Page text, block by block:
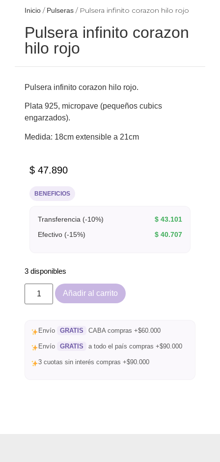
Inicio / Pulseras / Pulsera infinito corazon hilo rojo
Pulsera infinito corazon
hilo rojo
Pulsera infinito corazon hilo rojo.
Plata 925, micropave (pequeños cubics
engarzados).
Medida: 18cm extensible a 21cm
$ 47.890
BENEFICIOS
Transferencia (-10%) $ 43.101
Efectivo (-15%)
$ 40.707
3 disponibles
Añadir al carrito
Envío GRATIS CABA compras +$60.000
Envío GRATIS a todo el país compras +$90.000
3 cuotas sin interés compras +$90.000